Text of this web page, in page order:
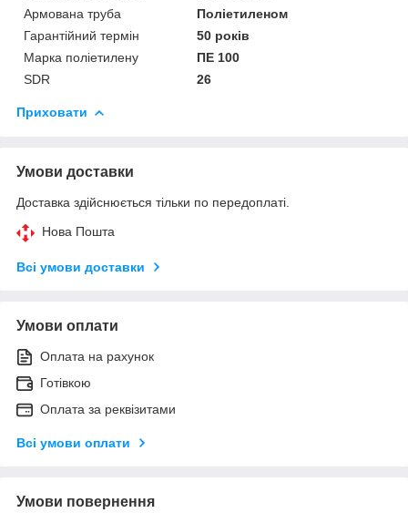
Армована труба
Поліетиленом
Гарантійний термін
50 років
Марка поліетилену
ПЕ 100
SDR
26
Приховати
Умови доставки
Доставка здійснюється тільки по передоплаті.
Нова Пошта
Всі умови доставки
Умови оплати
Оплата на рахунок
Готівкою
Оплата за реквізитами
Всі умови оплати
Умови повернення